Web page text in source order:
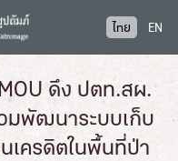
ไทย EN
ดึง ปตท.สผ.
วมพัฒนาระบบเก็บ
เครดิตในพื้นที่ป่า